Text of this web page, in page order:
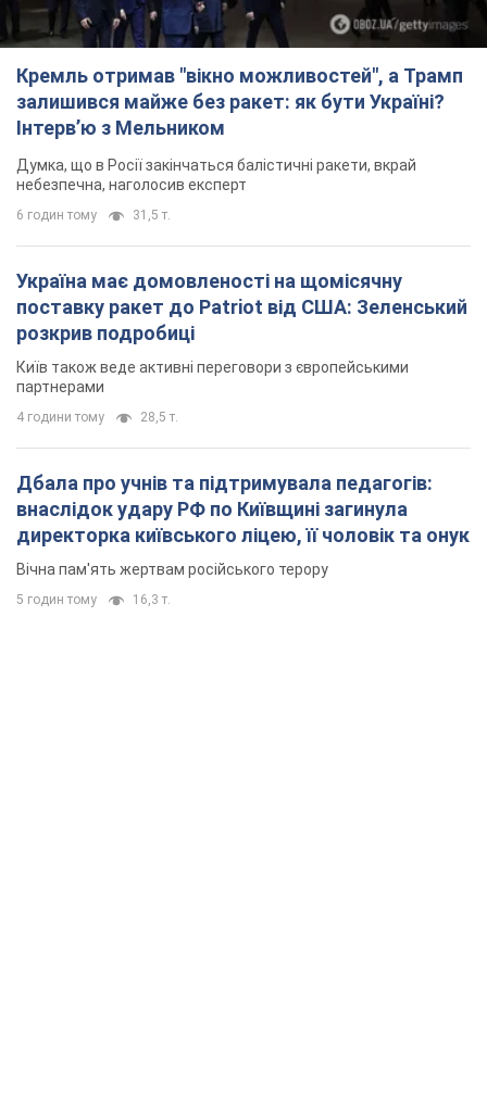
Кремль отримав "вікно можливостей", а Трамп
залишився майже без ракет: як бути Україні?
Інтерв’ю з Мельником
Думка, що в Росії закінчаться балістичні ракети, вкрай
небезпечна, наголосив експерт
6 годин тому 31,5 т.
Україна має домовленості на щомісячну
поставку ракет до Patriot від США: Зеленський
розкрив подробиці
Київ також веде активні переговори з європейськими
партнерами
4 години тому 28,5 т.
Дбала про учнів та підтримувала педагогів:
внаслідок удару РФ по Київщині загинула
директорка київського ліцею, її чоловік та онук
Вічна пам'ять жертвам російського терору
5 годин тому 16,3 т.